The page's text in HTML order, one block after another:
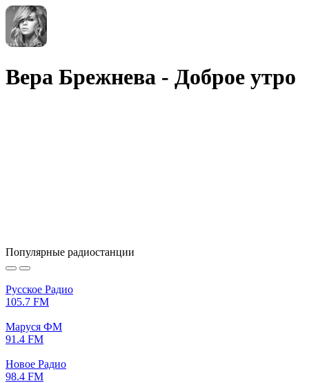
Вера Брежнева - Доброе утро
Популярные радиостанции
Русское Радио
105.7 FM
Маруся ФМ
91.4 FM
Новое Радио
98.4 FM